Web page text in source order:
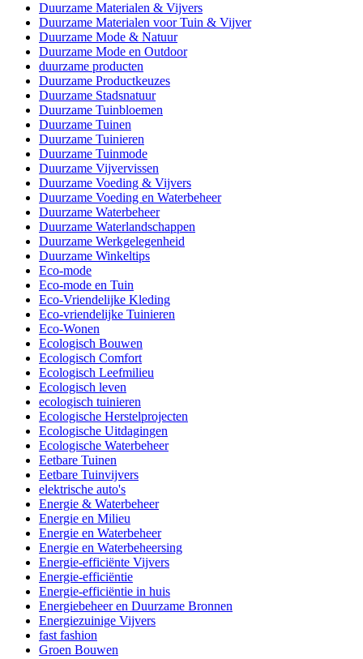
Duurzame Materialen & Vijvers
Duurzame Materialen voor Tuin & Vijver
Duurzame Mode & Natuur
Duurzame Mode en Outdoor
duurzame producten
Duurzame Productkeuzes
Duurzame Stadsnatuur
Duurzame Tuinbloemen
Duurzame Tuinen
Duurzame Tuinieren
Duurzame Tuinmode
Duurzame Vijvervissen
Duurzame Voeding & Vijvers
Duurzame Voeding en Waterbeheer
Duurzame Waterbeheer
Duurzame Waterlandschappen
Duurzame Werkgelegenheid
Duurzame Winkeltips
Eco-mode
Eco-mode en Tuin
Eco-Vriendelijke Kleding
Eco-vriendelijke Tuinieren
Eco-Wonen
Ecologisch Bouwen
Ecologisch Comfort
Ecologisch Leefmilieu
Ecologisch leven
ecologisch tuinieren
Ecologische Herstelprojecten
Ecologische Uitdagingen
Ecologische Waterbeheer
Eetbare Tuinen
Eetbare Tuinvijvers
elektrische auto's
Energie & Waterbeheer
Energie en Milieu
Energie en Waterbeheer
Energie en Waterbeheersing
Energie-efficiënte Vijvers
Energie-efficiëntie
Energie-efficiëntie in huis
Energiebeheer en Duurzame Bronnen
Energiezuinige Vijvers
fast fashion
Groen Bouwen